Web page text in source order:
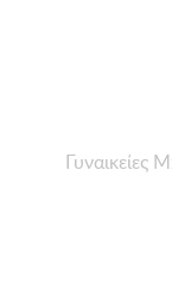
Γυναικείες